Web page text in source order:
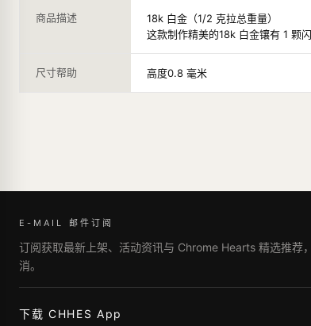
商品描述
18k 白金（1/2 克拉总重量）
这款制作精美的18k 白金镶有 1 颗
尺寸帮助 高度0.8 毫米
E-MAIL 邮件订阅
订阅获取最新上架、活动资讯与 Chrome Hearts 精选推荐
消。
下载 CHHES App